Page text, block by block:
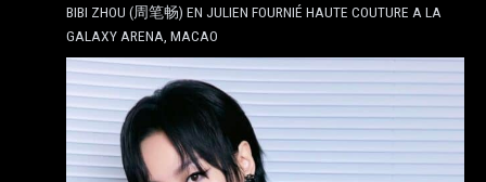
BIBI ZHOU (周笔畅) EN JULIEN FOURNIÉ HAUTE COUTURE A LA
GALAXY ARENA, MACAO